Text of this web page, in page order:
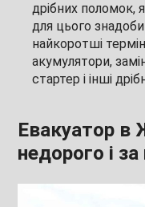
дрібних поломок,
для цього
найкоротші
акумулятори,
стартер і інші
Евакуатор в
недорого і